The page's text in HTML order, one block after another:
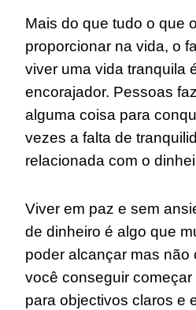
Mais do que tudo o que
proporcionar na vida, o
viver uma vida tranquila
encorajador. Pessoas
alguma coisa para
vezes a falta de
relacionada com o
Viver em paz e sem
de dinheiro é algo que
poder alcançar mas não
você conseguir
para objectivos claros e